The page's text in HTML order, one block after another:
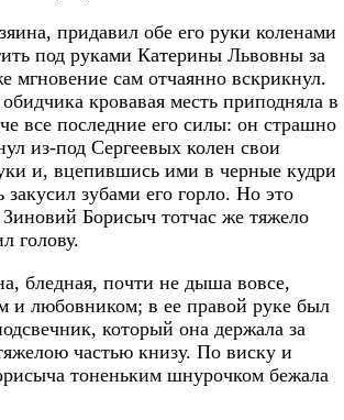
придавил обе его руки коленами
под руками Катерины Львовны за
мгновение сам отчаянно вскрикнул.
кровавая месть приподняла в
все последние его силы: он страшно
из-под Сергеевых колен свои
и, вцепившись ими в черные кудри
закусил зубами его горло. Но это
Борисыч тотчас же тяжело
голову.
бледная, почти не дыша вовсе,
и любовником; в ее правой руке был
который она держала за
частью книзу. По виску и
тоненьким шнурочком бежала